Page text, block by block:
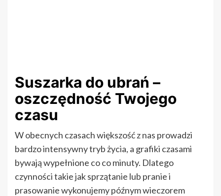
Suszarka do ubrań –
oszczędność Twojego
czasu
W obecnych czasach większość z nas prowadzi
bardzo intensywny tryb życia, a grafiki czasami
bywają wypełnione co co minuty. Dlatego
czynności takie jak sprzątanie lub pranie i
prasowanie wykonujemy późnym wieczorem